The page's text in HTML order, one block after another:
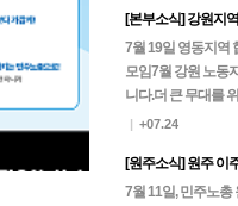
[본부소식] 강원지
7월 19일 영동지역
모임 7월 강원 노동
니다.더 큰 무대를
위해, 노동자 합창
| +07.24
[원주소식] 원주 이
7월 11일, 민주노